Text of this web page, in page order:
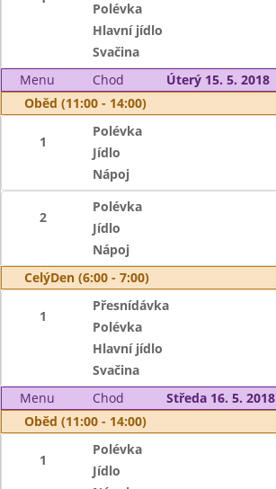
Polévka
Hlavní jídlo
Svačina
Menu
Chod
Úterý 15. 5. 2018
Oběd (11:00 - 14:00)
1
Polévka
Jídlo
Nápoj
2
Polévka
Jídlo
Nápoj
CelýDen (6:00 - 7:00)
1
Přesnídávka
Polévka
Hlavní jídlo
Svačina
Menu
Chod
Středa 16. 5. 2018
Oběd (11:00 - 14:00)
1
Polévka
Jídlo